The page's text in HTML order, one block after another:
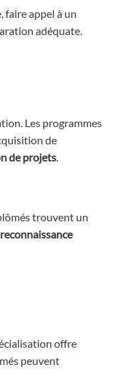
faire appel à un
adéquate.
Les programmes
de
de projets
trouvent un
reconnaissance
offre
peuvent